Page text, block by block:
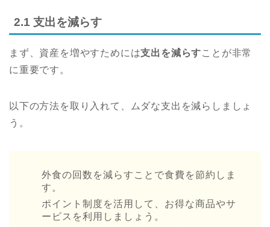
2.1 支出を減らす
まず、資産を増やすためには支出を減らすことが非常
に重要です。
以下の方法を取り入れて、ムダな支出を減らしましょ
う。
外食の回数を減らすことで食費を節約しま
す。
ポイント制度を活用して、お得な商品やサ
ービスを利用しましょう。